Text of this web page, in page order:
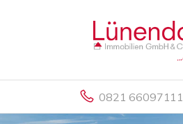
0821 66097111